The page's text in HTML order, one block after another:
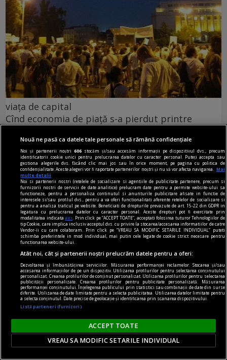
viața de capital
Cînd economia de piață s-a pierdut printre
Întrebarea este: pînă unde vor merge încălcările
principiilor economiei de piață și cele privind
funcționarea Uniunii Europene?
Constantin RUDNIŢCHI
contraintuiția
De ce n-avea Navalnîi șapcă?
Nouă ne pasă ca datele tale personale să rămână confidențiale
Noi și partenerii noștri606 stocăm și/sau accesăm informații pe dispozitivul dvs., precum
identificatorii cookie unici pentru prelucrarea datelor cu caracter personal. Puteți accepta sau
gestiona alegerile dvs. făcând clic mai jos sau în orice moment, pe pagina cu politica de
confidențialitate. Aceste alegeri vor fi raportate partenerilor noștri și nu vă vor afecta navigarea.
Mai
multe detalii
Noi si partenerii nostri (retelele de socializare si agentiile de publicitate partenere, precum si
furnizorii nostri de servicii de date analitice) prelucram date pentru a permite website-ului sa
functioneze, pentru a personaliza continutul si anunturile publicitare afisate in functie de
interesele si/sau profilul dvs., pentru a va oferi functionalitati aferente retelelor de socializare si
pentru a analiza traficul pe website. Beneficiati de drepturile prevazute de art. 15-22 din GDPR in
legatura cu prelucrarea datelor cu caracter personal. Aceste drepturi pot fi exercitate prin
modalitatea indicataaici
. Prin click pe “ACCEPT TOATE”, acceptati folosirea tuturor Tehnologiilor de
tip Cookie, care implica inclusiv acceptul dvs. cu privire la stocarea/accesarea informatiilor de catre
Vendor-ii cu care colaboram. Prin click pe “VREAU SA MODIFIC SETARILE INDIVIDUAL” puteti
schimba preferintele in mod individual, mai putin cele legate de cookie strict necesare pentru
functionarea website-ului.
Atât noi, cât și partenerii noștri prelucrăm datele pentru a oferi:
Dezvoltarea și îmbunătățirea serviciilor. Măsurarea performanței reclamelor. Stocarea și/sau
accesarea informațiilor de pe un dispozitiv. Utilizarea profilurilor pentru selectarea conținutului
personalizat. Crearea profilurilor de conținut personalizat. Utilizarea profilurilor pentru selectarea
publicității personalizate. Crearea profilurilor pentru publicitate personalizată. Măsurarea
performanței conținutului. Înțelegerea publicului prin statistici sau combinații de date din surse
diferite. Utilizarea de date limitate pentru a selecta publicitatea. Utilizarea datelor limitate pentru
a selecta conținutul. Date precise de geolocație și identificarea prin scanarea dispozitivului.
Listă parteneri (furnizori)
ACCEPT TOATE
VREAU SA MODIFIC SETARILE INDIVIDUAL